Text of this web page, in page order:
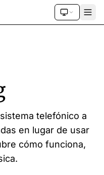
telefónico a
en lugar de usar
cómo funciona,